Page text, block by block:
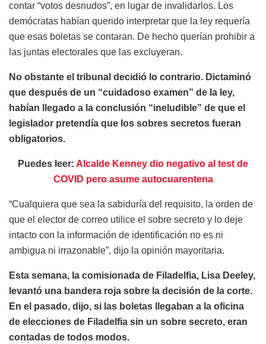
contar “votos desnudos”, en lugar de invalidarlos. Los
demócratas habían querido interpretar que la ley requería
que esas boletas se contaran. De hecho querían prohibir a
las juntas electorales que las excluyeran.
No obstante el tribunal decidió lo contrario. Dictaminó
que después de un “cuidadoso examen” de la ley,
habían llegado a la conclusión “ineludible” de que el
legislador pretendía que los sobres secretos fueran
obligatorios.
Puedes leer: Alcalde Kenney dio negativo al test de
COVID pero asume autocuarentena
“Cualquiera que sea la sabiduría del requisito, la orden de
que el elector de correo utilice el sobre secreto y lo deje
intacto con la información de identificación no es ni
ambigua ni irrazonable”, dijo la opinión mayoritaria.
Esta semana, la comisionada de Filadelfia, Lisa Deeley,
levantó una bandera roja sobre la decisión de la corte.
En el pasado, dijo, si las boletas llegaban a la oficina
de elecciones de Filadelfia sin un sobre secreto, eran
contadas de todos modos.